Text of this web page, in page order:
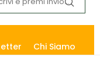
Chi Siamo